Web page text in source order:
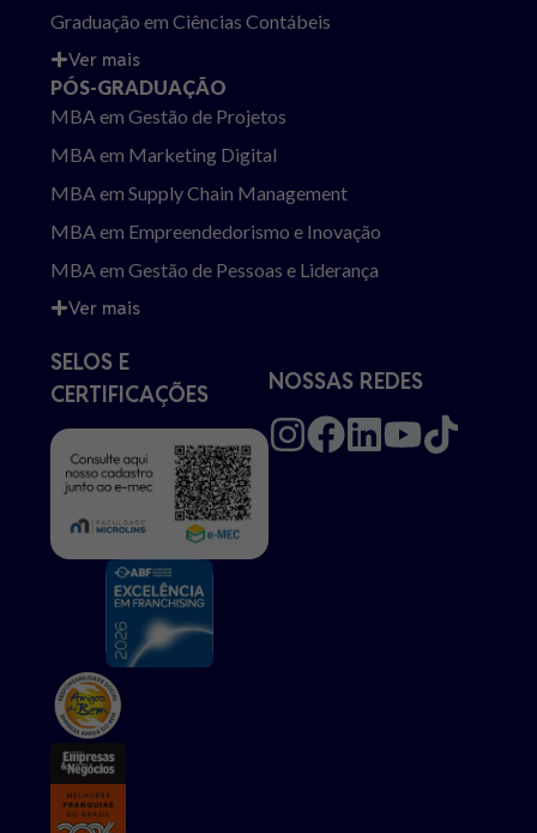
Graduação em Ciências Contábeis
Ver mais
PÓS-GRADUAÇÃO
MBA em Gestão de Projetos
MBA em Marketing Digital
MBA em Supply Chain Management
MBA em Empreendedorismo e Inovação
MBA em Gestão de Pessoas e Liderança
Ver mais
SELOS E
CERTIFICAÇÕES
NOSSAS REDES